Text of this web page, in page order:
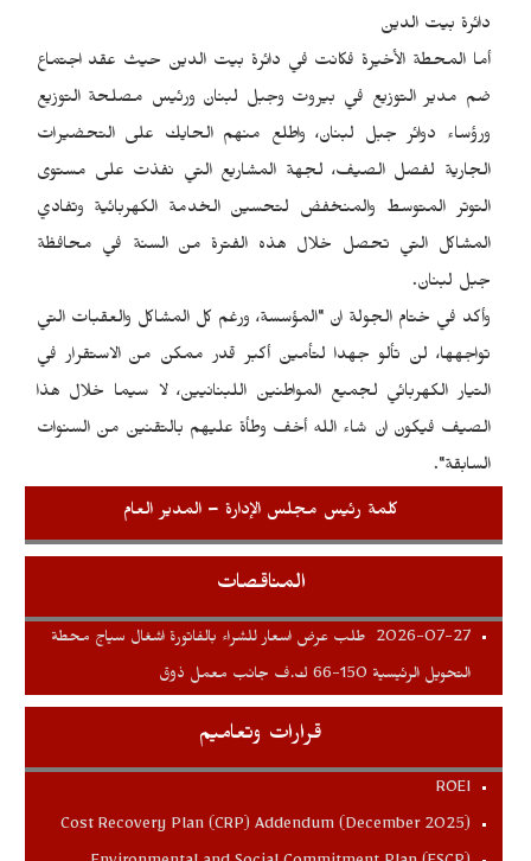
دائرة بيت الدين
أما المحطة الأخيرة فكانت في دائرة بيت الدين حيث عقد اجتماع
ضم مدير التوزيع في بيروت وجبل لبنان ورئيس مصلحة التوزيع
ورؤساء دوائر جبل لبنان، واطلع منهم الحايك على التحضيرات
الجارية لفصل الصيف، لجهة المشاريع التي نفذت على مستوى
التوتر المتوسط والمنخفض لتحسين الخدمة الكهربائية وتفادي
المشاكل التي تحصل خلال هذه الفترة من السنة في محافظة
جبل لبنان.
وأكد في ختام الجولة ان "المؤسسة، ورغم كل المشاكل والعقبات التي
تواجهها، لن تألو جهدا لتأمين أكبر قدر ممكن من الاستقرار في
التيار الكهربائي لجميع المواطنين اللبنانيين، لا سيما خلال هذا
الصيف فيكون ان شاء الله أخف وطأة عليهم بالتقنين من السنوات
السابقة".
كلمة رئيس مجلس الإدارة – المدير العام
المناقصات
2026-07-27 طلب عرض اسعار للشراء بالفاتورة اشغال سياج محطة
التحويل الرئيسية 150-66 ك.ف جانب معمل ذوق
قرارات وتعاميم
ROEI
Cost Recovery Plan (CRP) Addendum (December 2025)